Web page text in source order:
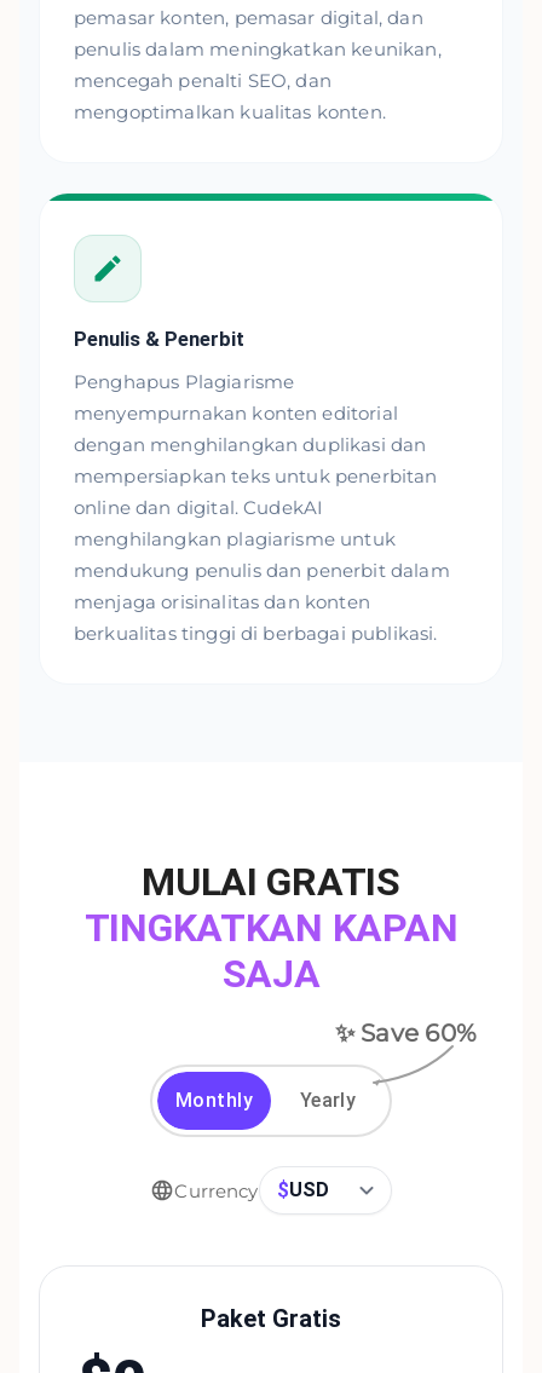
pemasar konten, pemasar digital, dan
penulis dalam meningkatkan keunikan,
mencegah penalti SEO, dan
mengoptimalkan kualitas konten.
Penulis & Penerbit
Penghapus Plagiarisme
menyempurnakan konten editorial
dengan menghilangkan duplikasi dan
mempersiapkan teks untuk penerbitan
online dan digital. CudekAI
menghilangkan plagiarisme untuk
mendukung penulis dan penerbit dalam
menjaga orisinalitas dan konten
berkualitas tinggi di berbagai publikasi.
MULAI GRATIS
TINGKATKAN KAPAN
SAJA
✨ Save 60%
Monthly Yearly
Currency $USD
Paket Gratis